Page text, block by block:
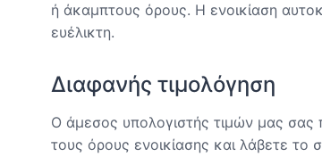
ή άκαμπτους όρους. Η ενοικίαση
ευέλικτη.
Διαφανής τιμολόγηση
Ο άμεσος υπολογιστής τιμών μας σας
τους όρους ενοικίασης και λάβετε